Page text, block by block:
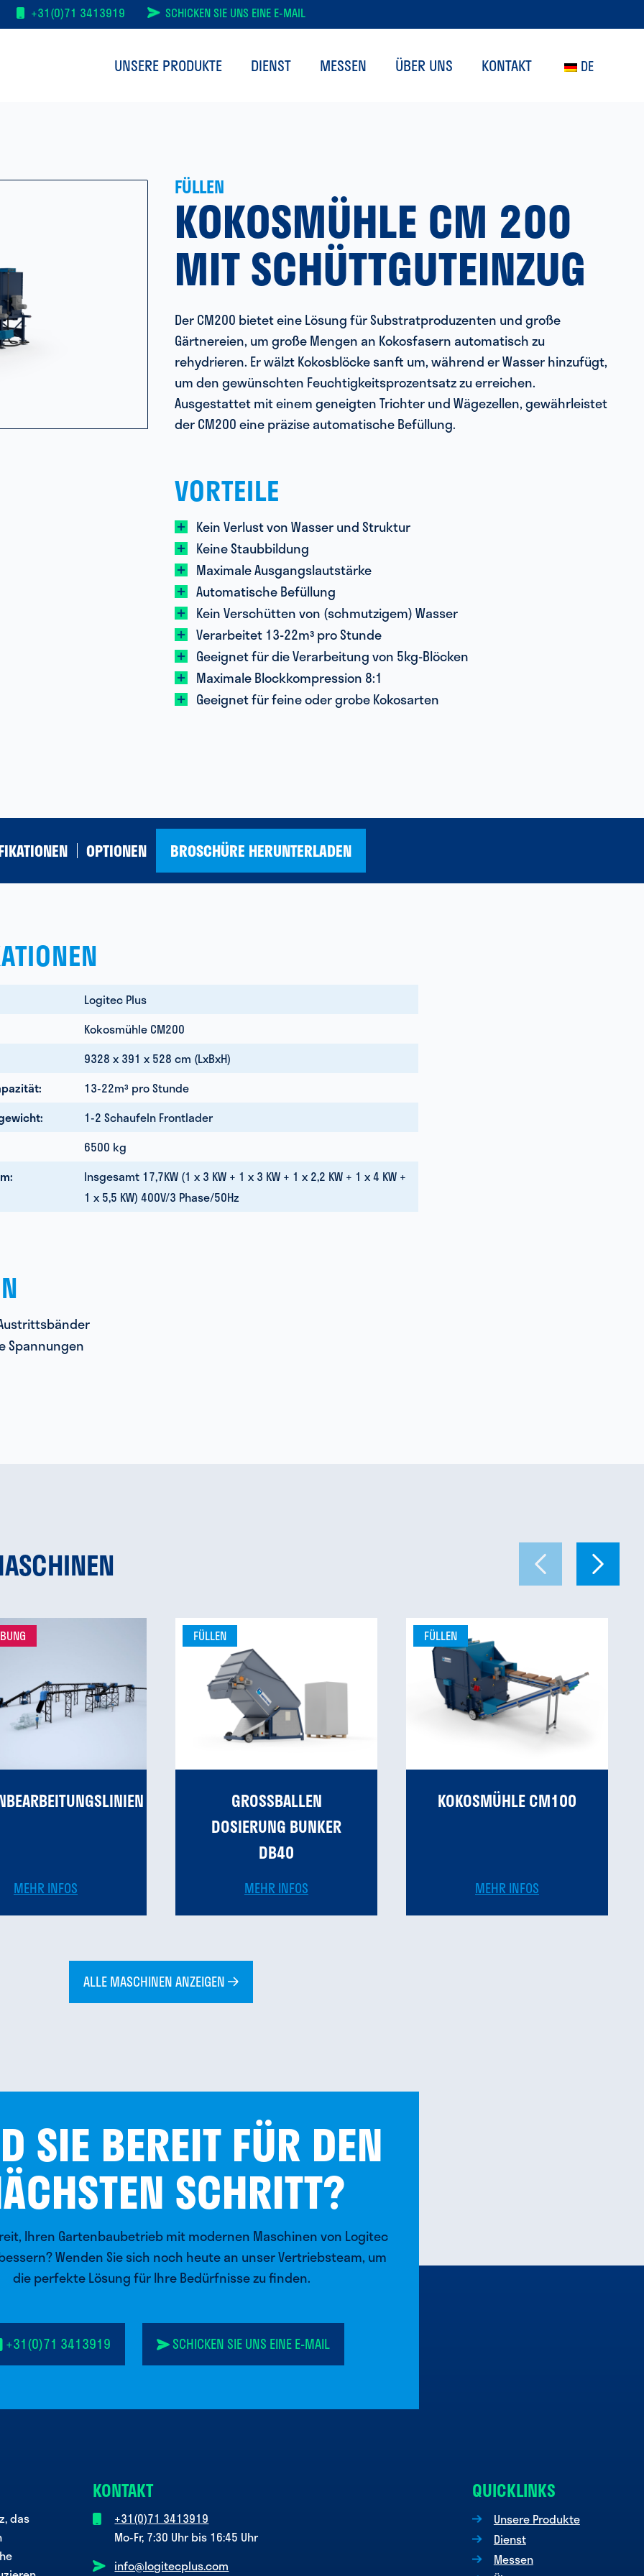
+31(0)71 3413919 SCHICKEN SIE UNS EINE E-MAIL
UNSERE PRODUKTE DIENST MESSEN ÜBER UNS KONTAKT DE
FÜLLEN
KOKOSMÜHLE CM 200
MIT SCHÜTTGUTEINZUG
Der CM200 bietet eine Lösung für Substratproduzenten und große
Gärtnereien, um große Mengen an Kokosfasern automatisch zu
rehydrieren. Er wälzt Kokosblöcke sanft um, während er Wasser hinzufügt,
um den gewünschten Feuchtigkeitsprozentsatz zu erreichen.
Ausgestattet mit einem geneigten Trichter und Wägezellen, gewährleistet
der CM200 eine präzise automatische Befüllung.
VORTEILE
Kein Verlust von Wasser und Struktur
Keine Staubbildung
Maximale Ausgangslautstärke
Automatische Befüllung
Kein Verschütten von (schmutzigem) Wasser
Verarbeitet 13-22m³ pro Stunde
Geeignet für die Verarbeitung von 5kg-Blöcken
Maximale Blockkompression 8:1
Geeignet für feine oder grobe Kokosarten
OPTIONEN BROSCHÜRE HERUNTERLADEN
Logitec Plus
Kokosmühle CM200
9328 x 391 x 528 cm (LxBxH)
13-22m³ pro Stunde
1-2 Schaufeln Frontlader
6500 kg
Insgesamt 17,7KW (1 x 3 KW + 1 x 3 KW + 1 x 2,2 KW + 1 x 4 KW +
1 x 5,5 KW) 400V/3 Phase/50Hz
Spannungen
MEHR INFOS
FÜLLEN
GROSSBALLEN D
OSIERUNG BUNKER D
B40
MEHR INFOS
FÜLLEN
KOKOSMÜHLE CM100
MEHR INFOS
ALLE MASCHINEN ANZEIGEN
SIE BEREIT FÜR DEN
SCHRITT?
Ihren Gartenbaubetrieb mit modernen Maschinen von Logitec
Wenden Sie sich noch heute an unser Vertriebsteam, um
die perfekte Lösung für Ihre Bedürfnisse zu finden.
+31(0)71 3413919 SCHICKEN SIE UNS EINE E-MAIL
das
KONTAKT
+31(0)71 3413919
Mo-Fr, 7:30 Uhr bis 16:45 Uhr
info@logitecplus.com
QUICKLINKS
Unsere Produkte
Dienst
Messen